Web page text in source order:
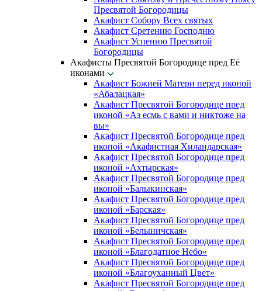
Пресвятой Богородицы
Акафист Собору Всех святых
Акафист Сретению Господню
Акафист Успению Пресвятой
Богородицы
Акафисты Пресвятой Богородице пред Её
иконами
Акафист Божией Матери перед иконой
«Абалацкая»
Акафист Пресвятой Богородице пред
иконой «Аз есмь с вами и никтоже на
вы»
Акафист Пресвятой Богородице пред
иконой «Акафистная Хиландарская»
Акафист Пресвятой Богородице пред
иконой «Ахтырская»
Акафист Пресвятой Богородице пред
иконой «Балыкинская»
Акафист Пресвятой Богородице пред
иконой «Барская»
Акафист Пресвятой Богородице пред
иконой «Белыничская»
Акафист Пресвятой Богородице пред
иконой «Благодатное Небо»
Акафист Пресвятой Богородице пред
иконой «Благоуханный Цвет»
Акафист Пресвятой Богородице пред